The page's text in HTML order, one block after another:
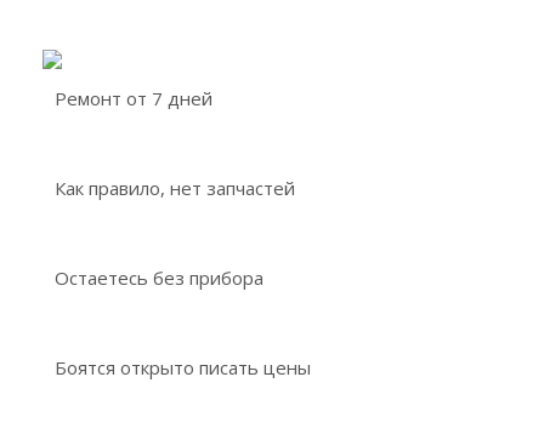
Ремонт от 7 дней
Как правило, нет запчастей
Остаетесь без прибора
Боятся открыто писать цены